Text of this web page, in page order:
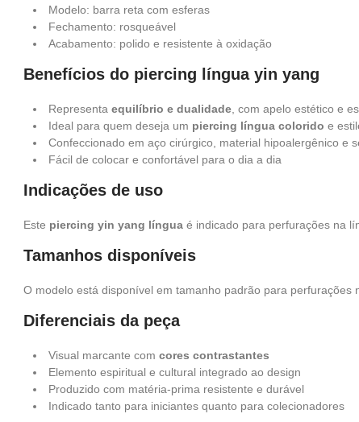
Modelo: barra reta com esferas
Fechamento: rosqueável
Acabamento: polido e resistente à oxidação
Benefícios do piercing língua yin yang
Representa equilíbrio e dualidade , com apelo estético e
Ideal para quem deseja um piercing língua colorido e
Confeccionado em aço cirúrgico, material hipoalergênico e
Fácil de colocar e confortável para o dia a dia
Indicações de uso
Este piercing yin yang língua é indicado para perfurações na
Tamanhos disponíveis
O modelo está disponível em tamanho padrão para
Diferenciais da peça
Visual marcante com cores contrastantes
Elemento espiritual e cultural integrado ao design
Produzido com matéria-prima resistente e durável
Indicado tanto para iniciantes quanto para colecionadores